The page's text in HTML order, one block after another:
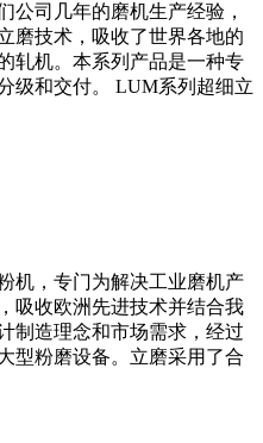
公司几年的磨机生产经验，
磨技术，吸收了世界各地的
轧机。本系列产品是一种专
级和交付。 LUM系列超细立
机，专门为解决工业磨机产
吸收欧洲先进技术并结合我
制造理念和市场需求，经过
型粉磨设备。立磨采用了合